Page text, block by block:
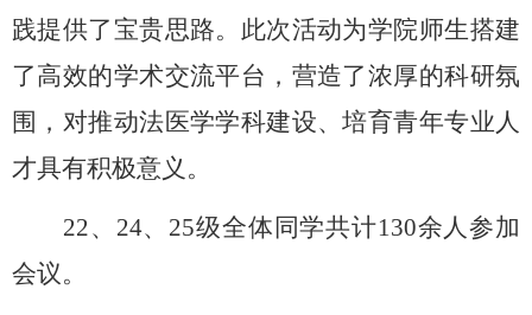
践提供了宝贵思路。此次活动为学院师生搭建
了高效的学术交流平台，营造了浓厚的科研氛
围，对推动法医学学科建设、培育青年专业人
才具有积极意义。
22、24、25级全体同学共计130余人参加
会议。